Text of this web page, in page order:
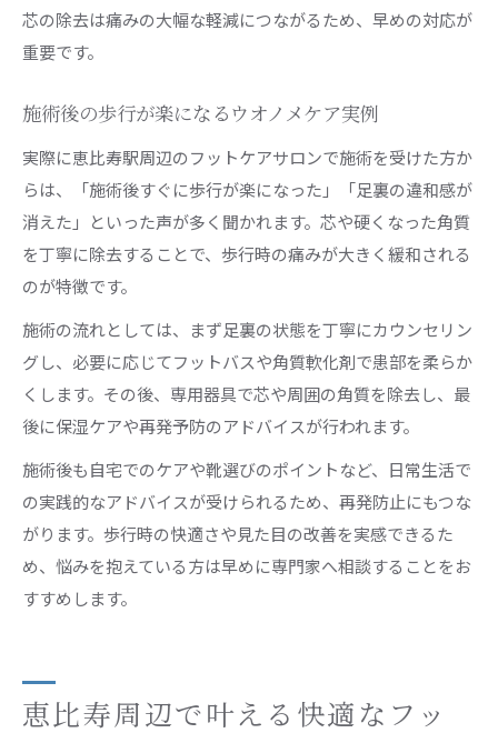
芯の除去は痛みの大幅な軽減につながるため、早めの対応が
重要です。
施術後の歩行が楽になるウオノメケア実例
実際に恵比寿駅周辺のフットケアサロンで施術を受けた方か
らは、「施術後すぐに歩行が楽になった」「足裏の違和感が
消えた」といった声が多く聞かれます。芯や硬くなった角質
を丁寧に除去することで、歩行時の痛みが大きく緩和される
のが特徴です。
施術の流れとしては、まず足裏の状態を丁寧にカウンセリン
グし、必要に応じてフットバスや角質軟化剤で患部を柔らか
くします。その後、専用器具で芯や周囲の角質を除去し、最
後に保湿ケアや再発予防のアドバイスが行われます。
施術後も自宅でのケアや靴選びのポイントなど、日常生活で
の実践的なアドバイスが受けられるため、再発防止にもつな
がります。歩行時の快適さや見た目の改善を実感できるた
め、悩みを抱えている方は早めに専門家へ相談することをお
すすめします。
恵比寿周辺で叶える快適なフッ